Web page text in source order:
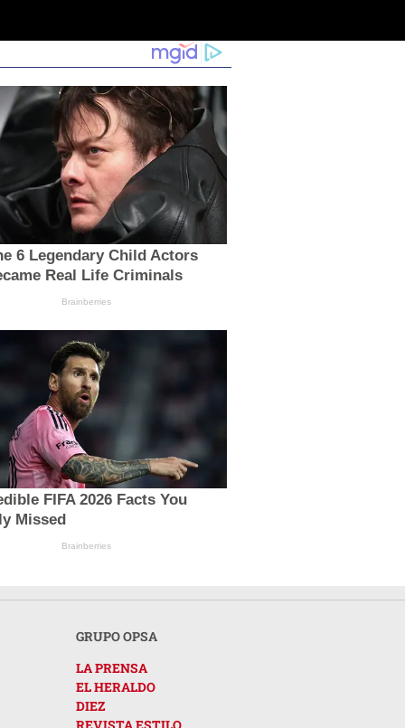
6 Legendary Child Actors
Real Life Criminals
Brainberries
FIFA 2026 Facts You
Missed
Brainberries
GRUPO OPSA
LA PRENSA
EL HERALDO
DIEZ
REVISTA ESTILO